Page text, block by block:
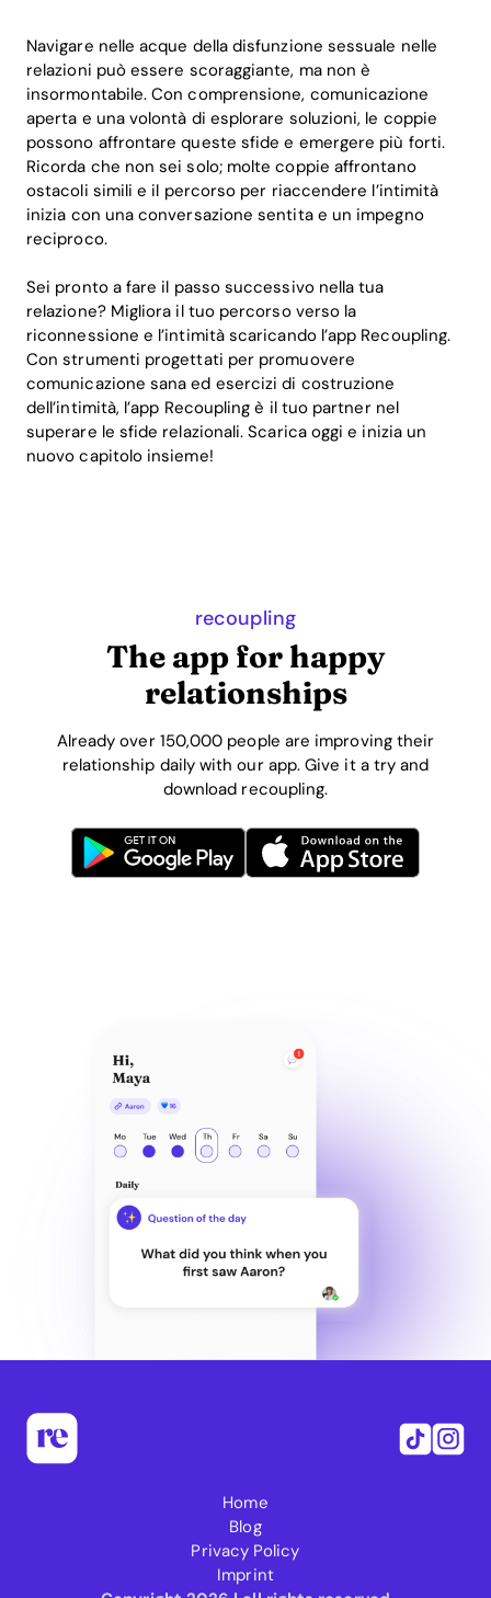
Navigare nelle acque della disfunzione sessuale nelle
relazioni può essere scoraggiante, ma non è
insormontabile. Con comprensione, comunicazione
aperta e una volontà di esplorare soluzioni, le coppie
possono affrontare queste sfide e emergere più forti.
Ricorda che non sei solo; molte coppie affrontano
ostacoli simili e il percorso per riaccendere l’intimità
inizia con una conversazione sentita e un impegno
reciproco.
Sei pronto a fare il passo successivo nella tua
relazione? Migliora il tuo percorso verso la
riconnessione e l’intimità scaricando l’app Recoupling.
Con strumenti progettati per promuovere
comunicazione sana ed esercizi di costruzione
dell’intimità, l’app Recoupling è il tuo partner nel
superare le sfide relazionali. Scarica oggi e inizia un
nuovo capitolo insieme!
recoupling
The app for happy
relationships
Already over 150,000 people are improving their
relationship daily with our app. Give it a try and
download recoupling.
Home
Blog
Privacy Policy
Imprint